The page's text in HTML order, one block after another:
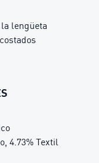
lengüeta
4.73% Textil